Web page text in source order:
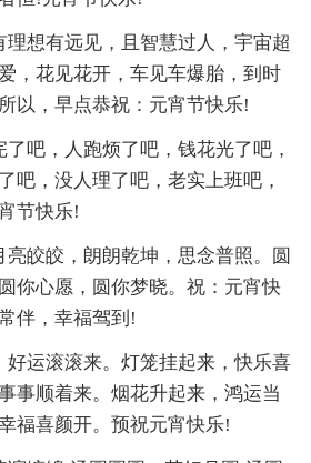
理想有远见，且智慧过人，宇宙超
，花见花开，车见车爆胎，到时
以，早点恭祝：元宵节快乐!
了吧，人跑烦了吧，钱花光了吧，
吧，没人理了吧，老实上班吧，
节快乐!
亮皎皎，朗朗乾坤，思念普照。圆
你心愿，圆你梦晓。祝：元宵快
伴，幸福驾到!
好运滚滚来。灯笼挂起来，快乐喜
事顺着来。烟花升起来，鸿运当
福喜颜开。预祝元宵快乐!